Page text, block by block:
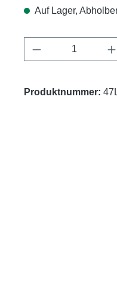
Auf Lager,
Produkt
Produktnummer: